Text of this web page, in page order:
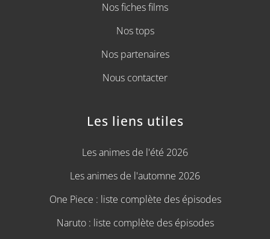
Nos fiches films
Nos tops
Nos partenaires
Nous contacter
Les liens utiles
Les animes de l'été 2026
Les animes de l'automne 2026
One Piece : liste complète des épisodes
Naruto : liste complète des épisodes